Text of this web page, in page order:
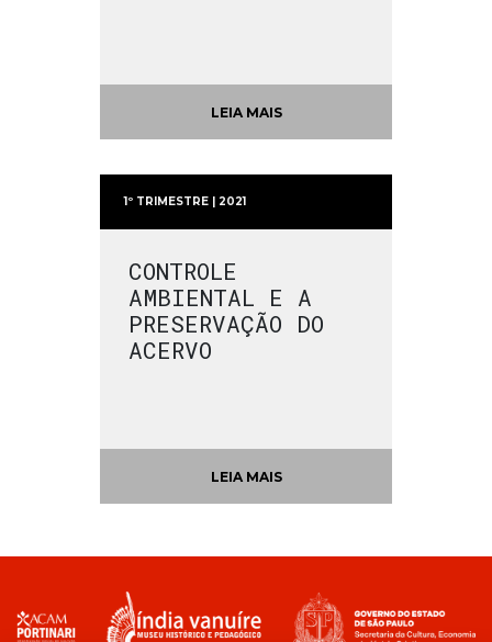
LEIA MAIS
1º TRIMESTRE | 2021
CONTROLE
AMBIENTAL E A
PRESERVAÇÃO DO
ACERVO
LEIA MAIS